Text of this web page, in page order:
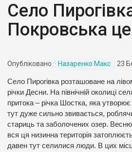
Село
Покровська
Опубліковано Назаренко Макс 23
Село Пирогівка розташоване на
річки Десни. На північній околиці
притока – річка Шостка, яка
тут дуже сильно звивається,
стариць та заболочених озер. Весню
вся ця низинна територія
давен тут селилися люди. В цих